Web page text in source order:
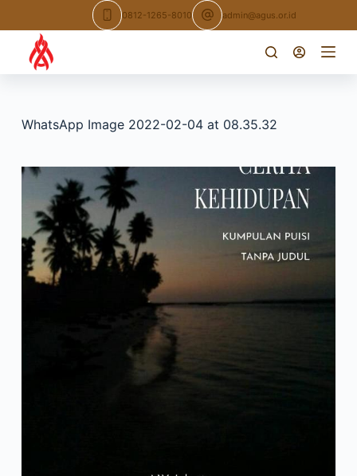
to
content
0812-1265-8010 admin@agus.or.id
WhatsApp Image 2022-02-04 at 08.35.32